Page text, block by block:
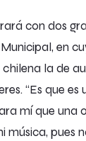
con dos
en
la de
“Es que es
mí que una
música, pues